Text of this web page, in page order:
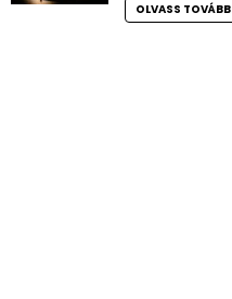
OLVASS TOVÁBB